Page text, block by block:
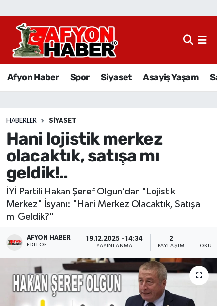
Afyon Haber Spor Siyaset Asayiş Yaşam
HABERLER SIYASET
Hani lojistik merkez
olacaktık, satışa mı
geldik!..
İYİ Partili Hakan Şeref Olgun’dan "Lojistik
Merkez" İsyanı: "Hani Merkez Olacaktık, Satışa
mı Geldik?"
AFYON HABER
EDITÖR
19.12.2025 - 14:34
YAYINLANMA
2
PAYLAŞIM
Afyon Haber
Sağlık
Eğitim
Ekonomi
Magazin
Etkinlikler